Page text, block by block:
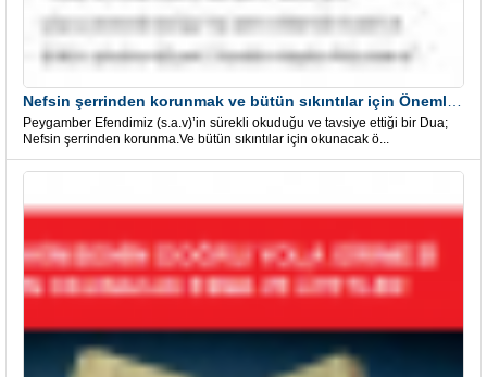
Peygamber Efendimiz (s.a.v)’in sürekli okuduğu ve tavsiye ettiği bir Dua;
Nefsin şerrinden korunma.Ve bütün sıkıntılar için okunacak ö...